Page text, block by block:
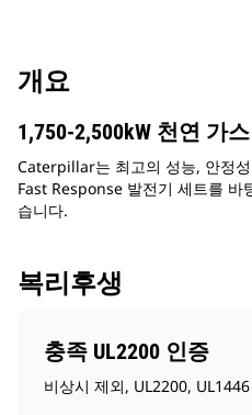
개요
1,750-2,500kW 천연 가
Caterpillar는 최고의 성능, 안정
Fast Response 발전기 세트를 바
습니다.
복리후생
충족 UL2200 인증
비상시 제외, UL2200,